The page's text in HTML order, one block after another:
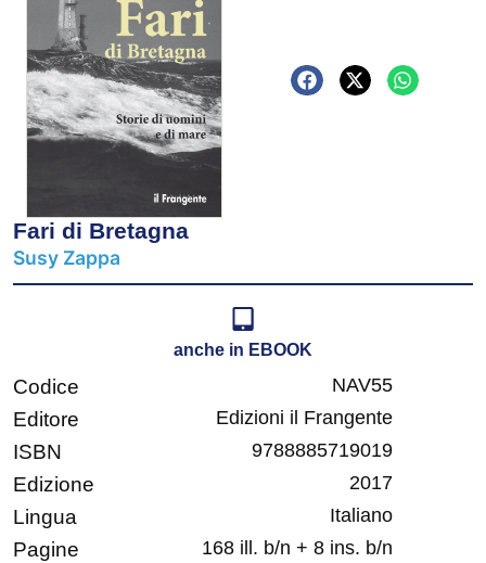
Fari di Bretagna
Susy Zappa
anche in EBOOK
Codice NAV55
Editore Edizioni il Frangente
ISBN 9788885719019
Edizione 2017
Lingua Italiano
Pagine 168 ill. b/n + 8 ins. b/n